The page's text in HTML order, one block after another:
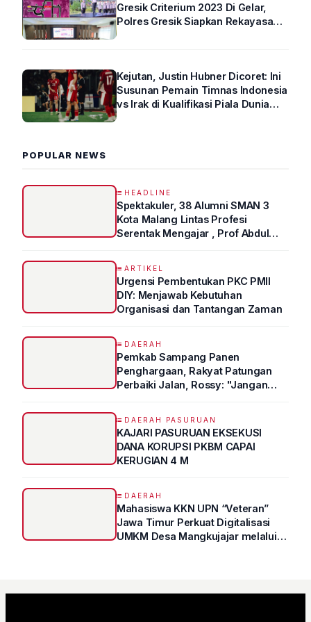
Gresik Criterium 2023 Di Gelar,
Polres Gresik Siapkan Rekayasa
Kejutan, Justin Hubner Dicoret: Ini
Susunan Pemain Timnas Indonesia
vs Irak di Kualifikasi Piala Dunia
POPULAR NEWS
HEADLINE
Spektakuler, 38 Alumni SMAN 3
Kota Malang Lintas Profesi
Serentak Mengajar , Prof Abdul
ARTIKEL
Urgensi Pembentukan PKC PMII
DIY: Menjawab Kebutuhan
Organisasi dan Tantangan Zaman
DAERAH
Pemkab Sampang Panen
Penghargaan, Rakyat Patungan
Perbaiki Jalan, Rossy: "Jangan
DAERAH PASURUAN
KAJARI PASURUAN EKSEKUSI
DANA KORUPSI PKBM CAPAI
KERUGIAN 4 M
DAERAH
Mahasiswa KKN UPN “Veteran”
Jawa Timur Perkuat Digitalisasi
UMKM Desa Mangkujajar melalui